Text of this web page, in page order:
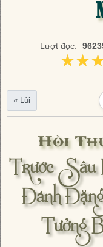
Lượt đọc:
« Lùi
Hồi
Trước Sâu
Đánh
Tưởng